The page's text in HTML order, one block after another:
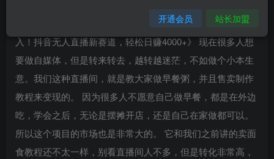
大家好，今天给大家带来一个《卖花样早餐粥实现睡后收
入！抖音无人直播新赛道，轻松日赚4000+》 现在很多人想
要做自媒体，但是转来转去，越转越迷茫，不如做个小本生
意。我们这种直播间，就是教大家做早餐粥，并且售卖制作
教程来变现的。 因为很多人不愿意自己做早餐，都是在外边
吃，学会之后，无论是摆摊开店，还是自己在家做都可以。
所以这个项目的市场也是非常大的。 它和我们之前讲的卖面
食教程还不太一样，别看直播间人不多，但是转化非常高，
开通会员 站长加盟